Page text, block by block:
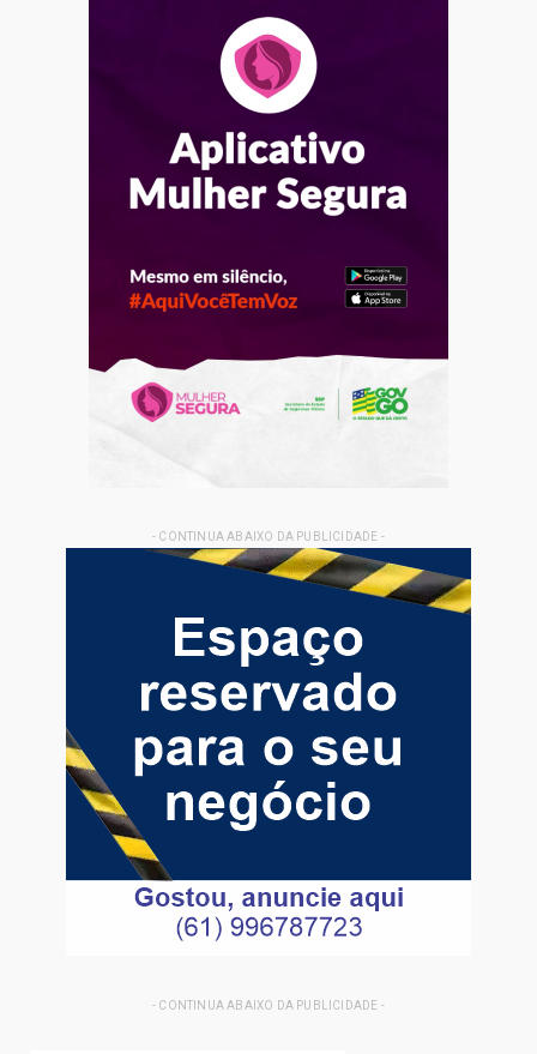
- CONTINUA ABAIXO DA PUBLICIDADE -
- CONTINUA ABAIXO DA PUBLICIDADE -